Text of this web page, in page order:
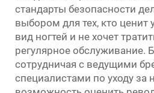
стандарты безопасности
выбором для тех, кто
вид ногтей и не хочет
регулярное обслуживание.
сотрудничая с ведущими
специалистами по уходу за